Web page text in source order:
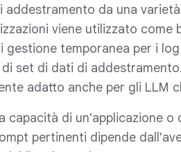
da una
viene utilizzato come
temporanea per i
set di dati di
adatto anche per gli LLM
capacità di un'applicazione
pertinenti dipende